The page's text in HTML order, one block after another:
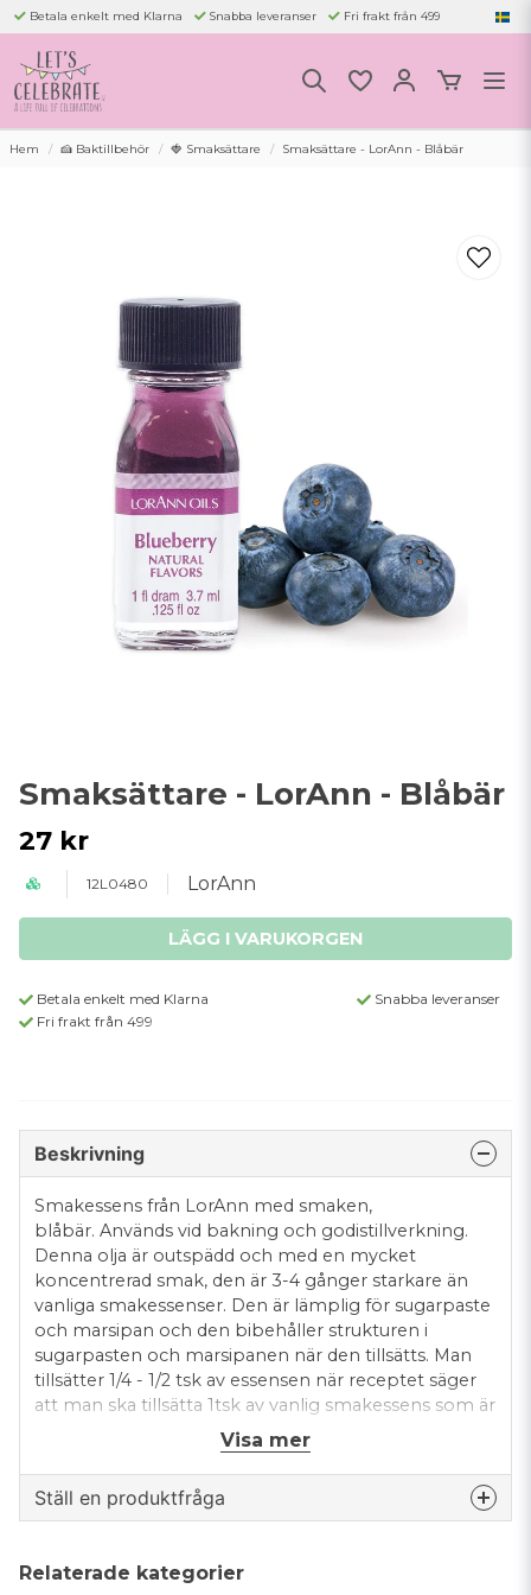
Betala enkelt med Klarna Snabba leveranser Fri frakt från 499
Hem 🍰 Baktillbehör 🍓 Smaksättare Smaksättare - LorAnn - Blåbär
Smaksättare - LorAnn - Blåbär
27 kr
12L0480 LorAnn
LÄGG I VARUKORGEN
Betala enkelt med Klarna
Snabba leveranser
Fri frakt från 499
Beskrivning
Smakessens från LorAnn med smaken,
blåbär. Används vid bakning och godistillverkning.
Denna olja är outspädd och med en mycket
koncentrerad smak, den är 3-4 gånger starkare än
vanliga smakessenser. Den är lämplig för sugarpaste
och marsipan och den bibehåller strukturen i
sugarpasten och marsipanen när den tillsätts. Man
tillsätter 1/4 - 1/2 tsk av essensen när receptet säger
att man ska tillsätta 1tsk av vanlig smakessens som är
baserat på vatten och alkohol. För bästa resultat
rekommenderas följande riktlinjer vid användandet
av denna essens: - Torka snabbt upp ev. utspilld
essens då långvarig kontakt med t.ex. plast och
av plast.
Visa mer
Ställ en produktfråga
Fråga oss något om denna produkten...
Relaterade kategorier